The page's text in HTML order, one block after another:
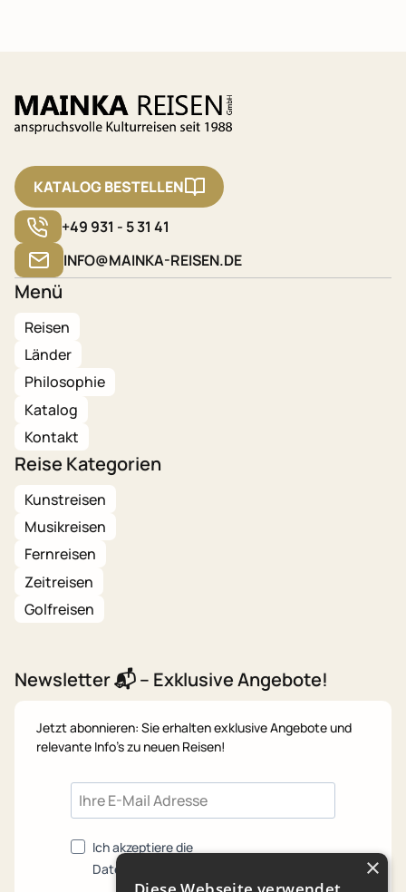
KATALOG BESTELLEN
+49 931 - 5 31 41
INFO@MAINKA-REISEN.DE
Menü
Reisen
Länder
Philosophie
Katalog
Kontakt
Reise Kategorien
Kunstreisen
Musikreisen
Fernreisen
Zeitreisen
Golfreisen
Newsletter 📬 – Exklusive Angebote!
Jetzt abonnieren: Sie erhalten exklusive Angebote und
relevante Info's zu neuen Reisen!
Ich akzeptiere die
Datenschutzrichtlinien.
×